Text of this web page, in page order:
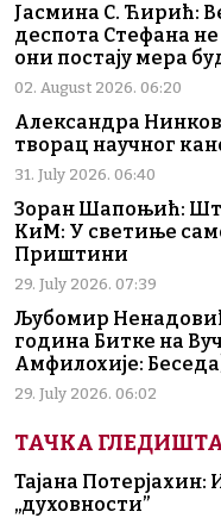
Јасмина С. Ћирић:
деспота Стефана
они постају мера
02. August 2026. 06:20
Александра
творац научног
31. July 2026. 06:40
Зоран Шапоњић:
КиМ: У светиње
Приштини
29. July 2026. 07:39
Љубомир
година Битке на
Амфилохије:
29. July 2026. 06:02
ТАЧКА
Тајана Потерјахин:
„духовности”